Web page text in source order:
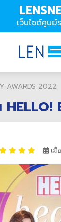
เว็บไซต์ศูน
AWARDS 2022
เมื่อ